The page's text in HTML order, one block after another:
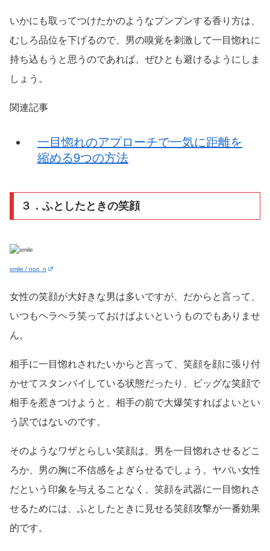
いかにも取ってつけたかのようなプンプンする香り方は、
むしろ品位を下げるので、男の嗅覚を刺激して一目惚れに
持ち込もうと思うのであれば、ぜひとも避けるようにしま
しょう。
関連記事
一目惚れのアプローチで一気に距離を
縮める9つの方法
３．ふとしたときの笑顔
smile / nori_n
女性の笑顔が大好きな男は多いですが、だからと言って、
いつもヘラヘラ笑っておけばよいというものでもありませ
ん。
相手に一目惚れされたいからと言って、笑顔を顔に張り付
かせてスタンバイしている状態だったり、ビッグな笑顔で
相手を惹きつけようと、相手の前で大爆笑すればよいとい
う訳ではないのです。
そのようなワザとらしい笑顔は、男を一目惚れさせるどこ
ろか、男の胸に不信感をよぎらせるでしょう。ヤバい女性
だという印象を与えることなく、笑顔を武器に一目惚れさ
せるためには、ふとしたときに見せる笑顔攻撃が一番効果
的です。